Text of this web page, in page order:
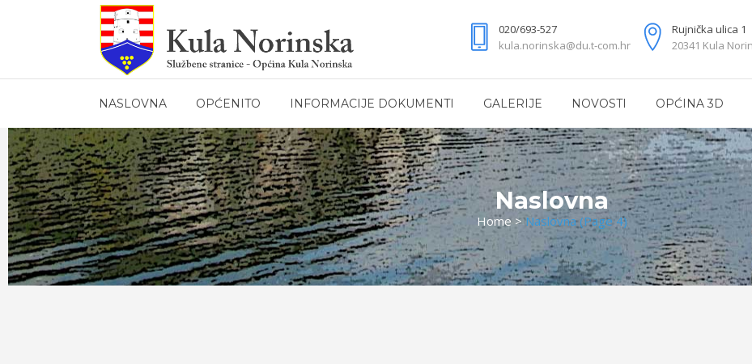
020/693-527
kula.norinska@du.t-com.hr
Rujnička ulica 1
20341 Kula
NASLOVNA OPĆENITO INFORMACIJE DOKUMENTI GALERIJE NOVOSTI OPĆINA 3D
Naslovna
Home >Naslovna(Page 4)